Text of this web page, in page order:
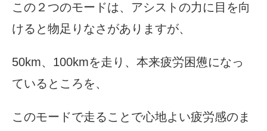
この２つのモードは、 アシストの力に目を向
けると物足りなさがありますが、
50km、100kmを走り、 本来疲労困憊になっ
ているところを、
このモードで走ることで心地よい疲労感のま